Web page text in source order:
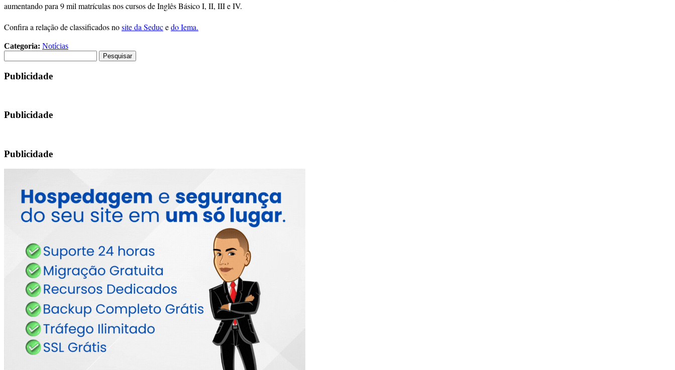
aumentando para 9 mil matrículas nos cursos de Inglês Básico I, II, III e IV.
Confira a relação de classificados nosite da Seducedo Iema.
Categoria: Notícias
por:
Publicidade
Publicidade
Publicidade